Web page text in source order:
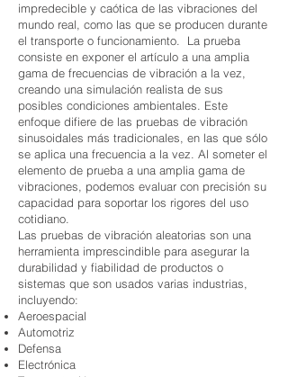
impredecible y caótica de las vibraciones del
mundo real, como las que se producen durante
el transporte o funcionamiento. La prueba
consiste en exponer el artículo a una amplia
gama de frecuencias de vibración a la vez,
creando una simulación realista de sus
posibles condiciones ambientales. Este
enfoque difiere de las pruebas de vibración
sinusoidales más tradicionales, en las que sólo
se aplica una frecuencia a la vez. Al someter el
elemento de prueba a una amplia gama de
vibraciones, podemos evaluar con precisión su
capacidad para soportar los rigores del uso
cotidiano.
Las pruebas de vibración aleatorias son una
herramienta imprescindible para asegurar la
durabilidad y fiabilidad de productos o
sistemas que son usados varias industrias,
incluyendo:
Aeroespacial
Automotriz
Defensa
Electrónica